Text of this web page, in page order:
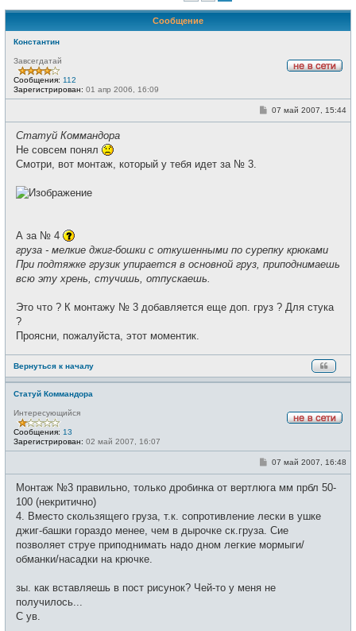
Сообщение
Константин
е
т
Завсегдатай
Сообщения: 112
Зарегистрирован: 01 апр 2006, 16:09
С07 май 2007, 15:44
Статуй Коммандора
Не совсем понял
Смотри, вот монтаж, который у тебя идет за № 3.
А за № 4
груза - мелкие джиг-бошки с откушенными по сурепку крюками
При подтяжке грузик упирается в основной груз, приподнимаешь
всю эту хрень, стучишь, отпускаешь.
Это что ? К монтажу № 3 добавляется еще доп. груз ? Для стука
?
Проясни, пожалуйста, этот моментик.
Вернуться к началу
Статуй Коммандора
е
т
Интересующийся
Сообщения: 13
Зарегистрирован: 02 май 2007, 16:07
С
б
н
и
07 май 2007, 16:48
Монтаж №3 правильно, только дробинка от вертлюга мм прбл 50-
100 (некритично)
4. Вместо скользящего груза, т.к. сопротивление лески в ушке
джиг-башки гораздо менее, чем в дырочке ск.груза. Сие
позволяет струе приподнимать надо дном легкие мормыги/
обманки/насадки на крючке.
зы. как вставляешь в пост рисунок? Чей-то у меня не
получилось...
С ув.